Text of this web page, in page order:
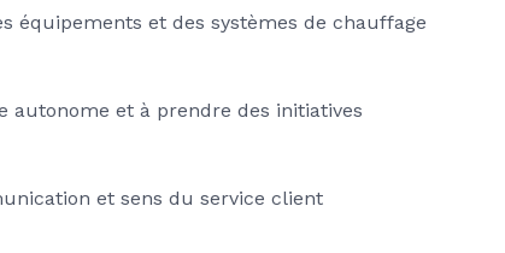
équipements et des systèmes de chauffage
autonome et à prendre des initiatives
et sens du service client